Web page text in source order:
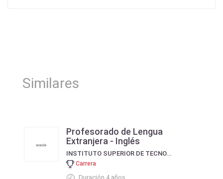
Similares
Profesorado de Lengua
Extranjera - Inglés
INSTITUTO SUPERIOR DE TECNOLOGÍAS - GOYA
Carrera
Duración 4 años